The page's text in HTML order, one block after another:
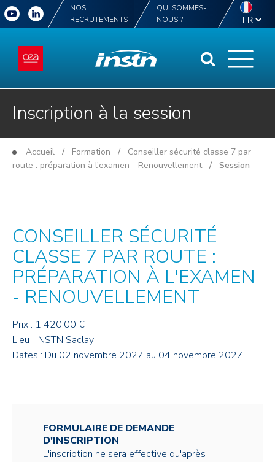
NOS
RECRUTEMENTS
QUI SOMMES-
NOUS ?
Inscription à la session
Accueil / Formation / Conseiller sécurité classe 7 par
route : préparation à l'examen - Renouvellement/ Session
CONSEILLER SÉCURITÉ
CLASSE 7 PAR ROUTE :
PRÉPARATION À L'EXAMEN
- RENOUVELLEMENT
Prix : 1 420,00 €
Lieu : INSTN Saclay
Dates : Du 02 novembre 2027 au 04 novembre 2027
FORMULAIRE DE DEMANDE
D'INSCRIPTION
L'inscription ne sera effective qu'après